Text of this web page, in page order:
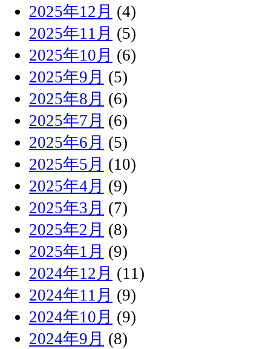
2025年12月 (4)
2025年11月 (5)
2025年10月 (6)
2025年9月 (5)
2025年8月 (6)
2025年7月 (6)
2025年6月 (5)
2025年5月 (10)
2025年4月 (9)
2025年3月 (7)
2025年2月 (8)
2025年1月 (9)
2024年12月 (11)
2024年11月 (9)
2024年10月 (9)
2024年9月 (8)